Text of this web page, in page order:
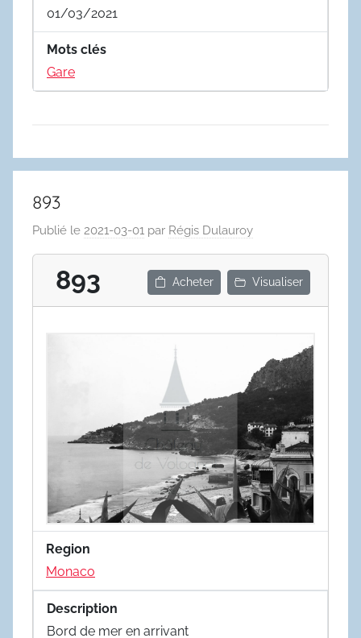
01/03/2021
Mots clés
Gare
893
Publié le 2021-03-01 par Régis Dulauroy
893 Acheter Visualiser
Region
Monaco
Description
Bord de mer en arrivant